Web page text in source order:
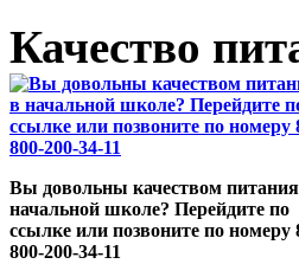
Качество
Вы довольны качеством
начальной школе? Перейдите по
ссылке или позвоните по номеру
800-200-34-11